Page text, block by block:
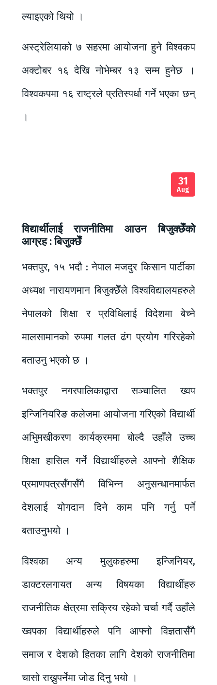
ल्याइएको थियो ।
अस्ट्रेलियाको ७ सहरमा आयोजना हुने विश्वकप
अक्टोबर १६ देखि नोभेम्बर १३ सम्म हुनेछ ।
विश्वकपमा १६ राष्ट्रले प्रतिस्पर्धा गर्ने भएका छन्
।
31
Aug
विद्यार्थीलाई राजनीतिमा आउन बिजुक्छेँको
आग्रह : बिजुक्छेँ
भक्तपुर, १५ भदौ : नेपाल मजदुर किसान पार्टीका
अध्यक्ष नारायणमान बिजुक्छेँले विश्वविद्यालयहरुले
नेपालको शिक्षा र प्रविधिलाई विदेशमा बेच्ने
मालसामानको रुपमा गलत ढंग प्रयोग गरिरहेको
बताउनु भएको छ ।
भक्तपुर नगरपालिकाद्वारा सञ्चालित ख्वप
इन्जिनियरिङ कलेजमा आयोजना गरिएको विद्यार्थी
अभिुमखीकरण कार्यक्रममा बोल्दै उहाँले उच्च
शिक्षा हासिल गर्ने विद्यार्थीहरुले आफ्नो शैक्षिक
प्रमाणपत्रसँगसँगै विभिन्न अनुसन्धानमार्फत
देशलाई योगदान दिने काम पनि गर्नु पर्ने
बताउनुभयो ।
विश्वका अन्य मुलुकहरुमा इन्जिनियर,
डाक्टरलगायत अन्य विषयका विद्यार्थीहरु
राजनीतिक क्षेत्रमा सक्रिय रहेको चर्चा गर्दै उहाँले
ख्वपका विद्यार्थीहरुले पनि आफ्नो विज्ञतासँगै
समाज र देशको हितका लागि देशको राजनीतिमा
चासो राख्नुपर्नेमा जोड दिनु भयो ।